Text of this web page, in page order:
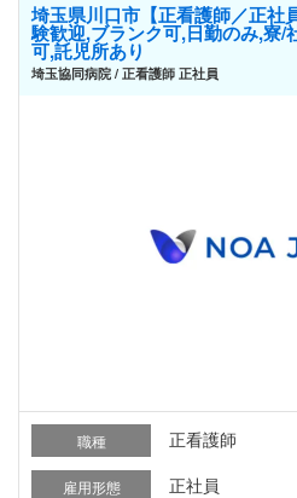
埼玉県川口市【正看護師／正社
験歓迎,ブランク可,日勤のみ,寮/
可,託児所あり
埼玉協同病院 / 正看護師 正社員
職種 正看護師
雇用形態 正社員